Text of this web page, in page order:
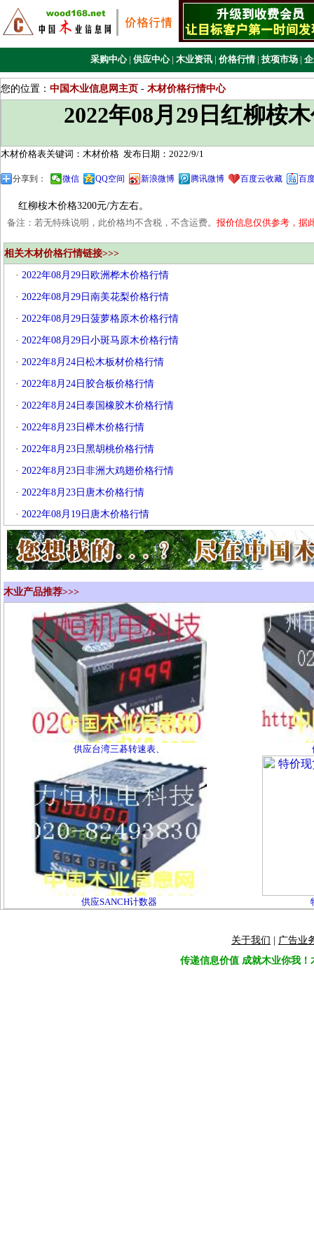
采购中心 | 供应中心 | 木业资讯 | 价格行情 | 技项市场 |
您的位置： 中国木业信息网主页 - 木材价格行情中心
2022年08月29日红柳桉
木材价格表关键词：木材价格 发布日期：2022/9/1
分享到： 微信 QQ空间 新浪微博 腾讯微博 百度云收藏 百
红柳桉木价格3200元/方左右。
备注：若无特殊说明，此价格均不含税，不含运费。 报价信息仅供参考，据
相关木材价格行情链接>>>
· 2022年08月29日欧洲桦木价格行情
· 2022年08月29日南美花梨价格行情
· 2022年08月29日菠萝格原木价格行情
· 2022年08月29日小斑马原木价格行情
· 2022年8月24日松木板材价格行情
· 2022年8月24日胶合板价格行情
· 2022年8月24日泰国橡胶木价格行情
· 2022年8月23日榉木价格行情
· 2022年8月23日黑胡桃价格行情
· 2022年8月23日非洲大鸡翅价格行情
· 2022年8月23日唐木价格行情
· 2022年08月19日唐木价格行情
木业产品推荐>>>
供应台湾三碁转速表、
供应SANCH计数器
关于我们
广告业
传递信息价值 成就木业你我